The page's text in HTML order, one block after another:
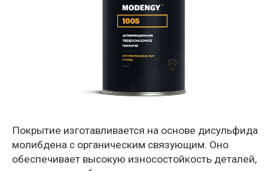
Покрытие изготавливается на основе дисульфида
молибдена с органическим связующим. Оно
обеспечивает высокую износостойкость деталей,